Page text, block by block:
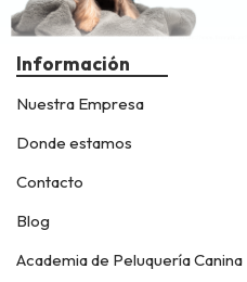
Información
Nuestra Empresa
Donde estamos
Contacto
Blog
Academia de Peluquería Canina